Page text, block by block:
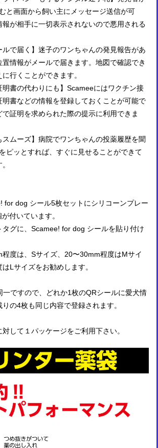
と画面から飼い主にメッセージ送信が可
が相手に一切表示されないので悪用される
ルで届く】迷子のワンちゃんの発見報告があ
情報がメールで届きます。地図で確認でき
行くことができます。
明書の代わりにも】Scameeにはワクチン接
書などの情報を登録しておくことが可能で
証明を求められた際の提示に利用できま
スムーズ】病院でワンちゃんの投薬履歴を聞
ピッとすれば、すぐに見せることができて
for dog シール5枚セットにシリコーンプレー
付いています。
タグに、Scamee! for dog シールを貼り付け
度は、Sサイズ、20〜30mm程度はMサイ
Lサイズをお勧めします。
一ですので、どれか1枚のQRシールに愛犬情
の4枚も同じ内容で登録されます。
して１パッケージをご利用下さい。